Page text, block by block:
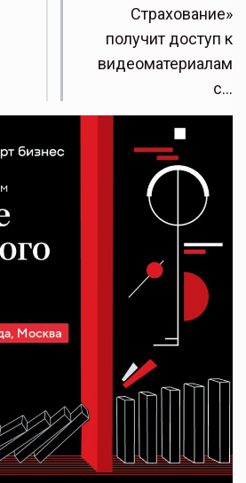
Страхование»
получит доступ к
видеоматериалам
с…